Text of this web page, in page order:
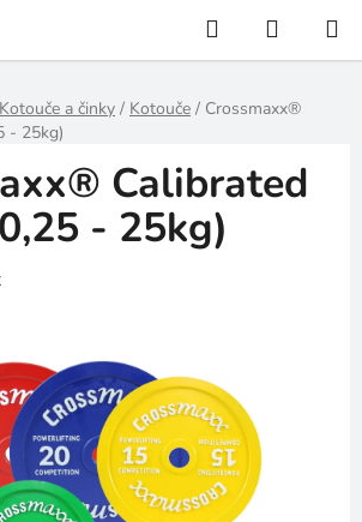
Hledat
KOŠÍK
Kotouče a činky / Kotouče / Crossmaxx®
- 25kg)
Calibrated
- 25kg)